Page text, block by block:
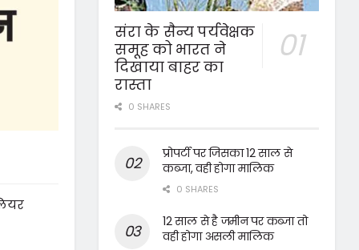
संरा के सैन्य पर्यवेक्षक
समूह को भारत ने
दिखाया बाहर का
रास्ता
0 SHARES
प्रोपर्टी पर जिसका 12 साल से
कब्जा, वही होगा मालिक
0 SHARES
12 साल से है जमीन पर कब्जा तो
वही होगा असली मालिक